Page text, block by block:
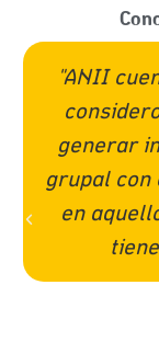
"ANII
generar
grupal con
en